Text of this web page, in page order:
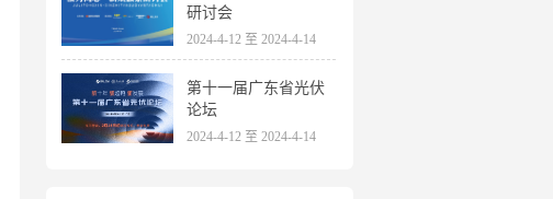
研讨会
2024-4-12 至 2024-4-14
第十一届广东省光伏
论坛
2024-4-12 至 2024-4-14